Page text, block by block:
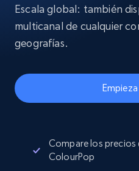
Escala global: también
multicanal de cualquier
geografías.
Compare los precios
ColourPop